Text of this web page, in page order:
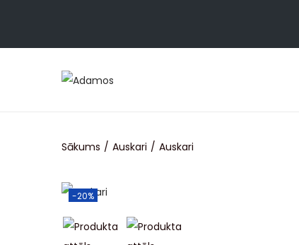
Sākums / Auskari / Auskari
-20%